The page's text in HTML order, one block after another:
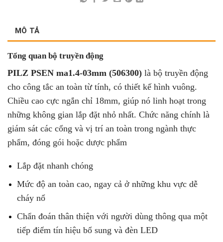
MÔ TẢ
Tổng quan bộ truyền động
PILZ PSEN ma1.4-03mm (506300) là bộ truyền động
cho công tắc an toàn từ tính, có thiết kế hình vuông.
Chiều cao cực ngắn chỉ 18mm, giúp nó linh hoạt trong
những không gian lắp đặt nhỏ nhất. Chức năng chính là
giám sát các cổng và vị trí an toàn trong ngành thực
phẩm, đóng gói hoặc dược phẩm
Lắp đặt nhanh chóng
Mức độ an toàn cao, ngay cả ở những khu vực dễ
cháy nổ
Chẩn đoán thân thiện với người dùng thông qua một
tiếp điểm tín hiệu bổ sung và đèn LED